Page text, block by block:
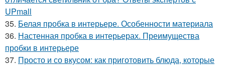
UPmall
35. Белая пробка в интерьере. Особенности материала
36. Настенная пробка в интерьерах. Преимущества
пробки в интерьере
37. Просто и со вкусом: как приготовить блюда, которые